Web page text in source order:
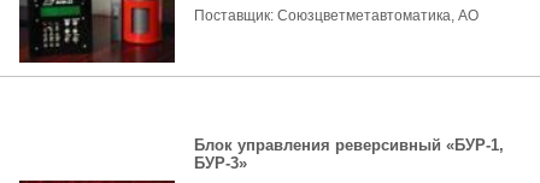
Поставщик:Союзцветметавтоматика, АО
Блок управления реверсивный «БУР-1,
БУР-3»